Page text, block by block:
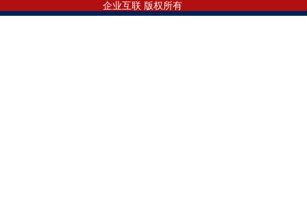
企业互联 版权所有